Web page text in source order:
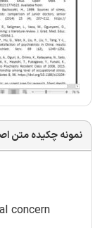
نمونه چکیده متن
concern